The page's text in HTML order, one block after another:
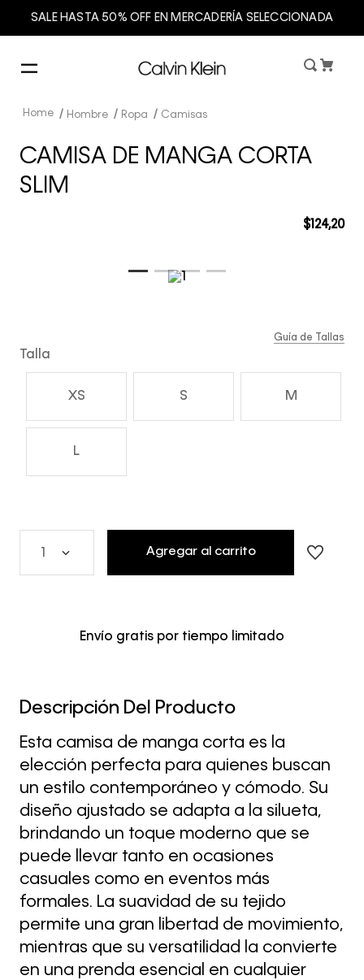
SALE HASTA 50% OFF EN MERCADERÍA SELECCIONADA
Hombre Ropa Camisas
CAMISA DE MANGA CORTA
SLIM
$124,20
Talla
XS S M
L
Guía de Tallas
Agregar al carrito
Envío gratis por tiempo limitado
Descripción Del Producto
Esta camisa de manga corta es la
elección perfecta para quienes buscan
un estilo contemporáneo y cómodo. Su
diseño ajustado se adapta a la silueta,
brindando un toque moderno que se
puede llevar tanto en ocasiones
casuales como en eventos más
formales. La suavidad de su tejido
permite una gran libertad de movimiento,
mientras que su versatilidad la convierte
en una prenda esencial en cualquier